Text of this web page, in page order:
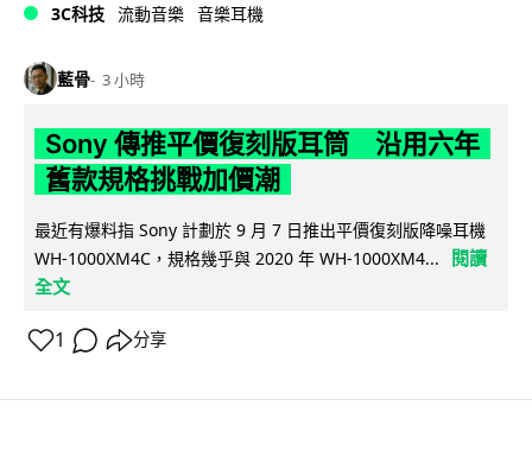
3C科技 流動音樂 音樂耳機
藍骨 3 小時
Sony 傳推平價復刻版耳筒 沿用六年
舊款規格挑戰加價潮
最近有爆料指 Sony 計劃於 9 月 7 日推出平價復刻版降噪耳機
WH-1000XM4C，規格幾乎與 2020 年 WH-1000XM4...
閱讀
全文
1 分享